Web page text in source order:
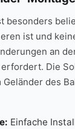
besonders
ist und
‍an
Die
⁤des
Einfache